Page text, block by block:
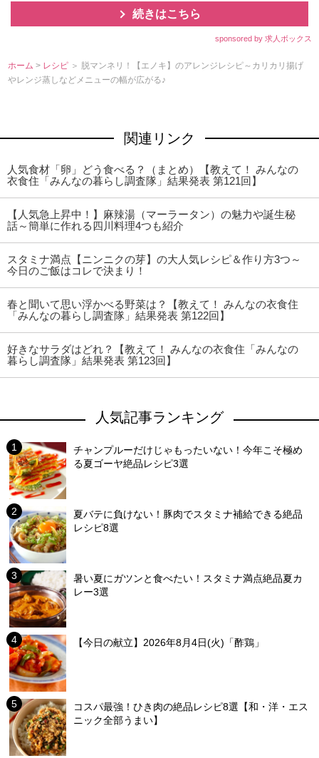
続きはこちら
sponsored by 求人ボックス
ホーム > レシピ ＞ 脱マンネリ！【エノキ】のアレンジレシピ～カリカリ揚げ
レンジ蒸しなどメニューの幅が広がる♪
関連リンク
人気食材「卵」どう食べる？（まとめ）【教えて！ みんなの
衣食住「みんなの暮らし調査隊」結果発表 第121回】
【人気急上昇中！】麻辣湯（マーラータン）の魅力や誕生秘
話～簡単に作れる四川料理4つも紹介
スタミナ満点【ニンニクの芽】の大人気レシピ＆作り方3つ～
今日のご飯はコレで決まり！
春と聞いて思い浮かべる野菜は？【教えて！ みんなの衣食住
「みんなの暮らし調査隊」結果発表 第122回】
好きなサラダはどれ？【教えて！ みんなの衣食住「みんなの
暮らし調査隊」結果発表 第123回】
人気記事ランキング
チャンプルーだけじゃもったいない！今年こそ極め
る夏ゴーヤ絶品レシピ3選
夏バテに負けない！豚肉でスタミナ補給できる絶品
レシピ8選
暑い夏にガツンと食べたい！スタミナ満点絶品夏カ
レー3選
【今日の献立】2026年8月4日(火)「酢鶏」
コスパ最強！ひき肉の絶品レシピ8選【和・洋・エス
ニック全部うまい】